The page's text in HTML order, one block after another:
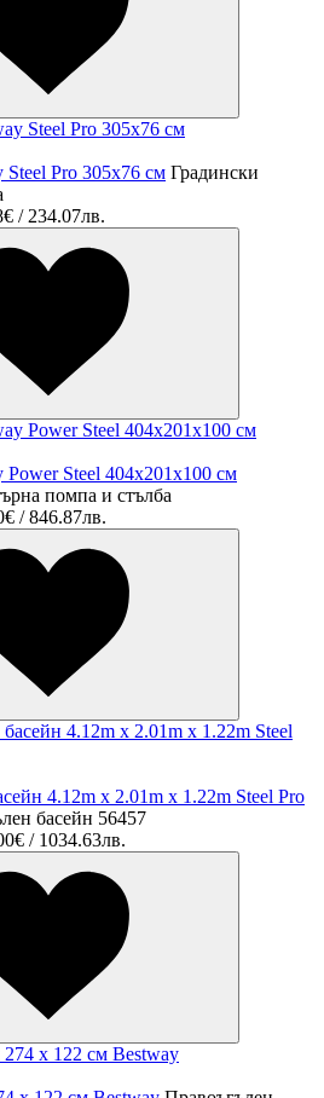
Steel Pro 305x76 см Градински
/ 234.07лв.
Steel 404х201х100 см
помпа и стълба
/ 846.87лв.
4.12m x 2.01m x 1.22m Steel Pro
басейн 56457
/ 1034.63лв.